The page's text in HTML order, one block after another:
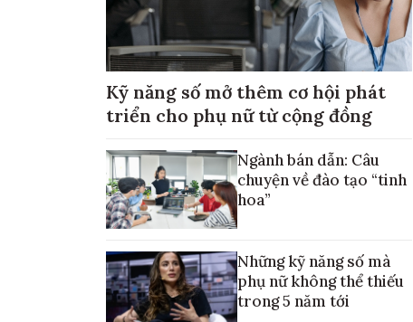
Kỹ năng số mở thêm cơ hội phát
triển cho phụ nữ từ cộng đồng
Ngành bán dẫn: Câu
chuyện về đào tạo “tinh
hoa”
Những kỹ năng số mà
phụ nữ không thể thiếu
trong 5 năm tới